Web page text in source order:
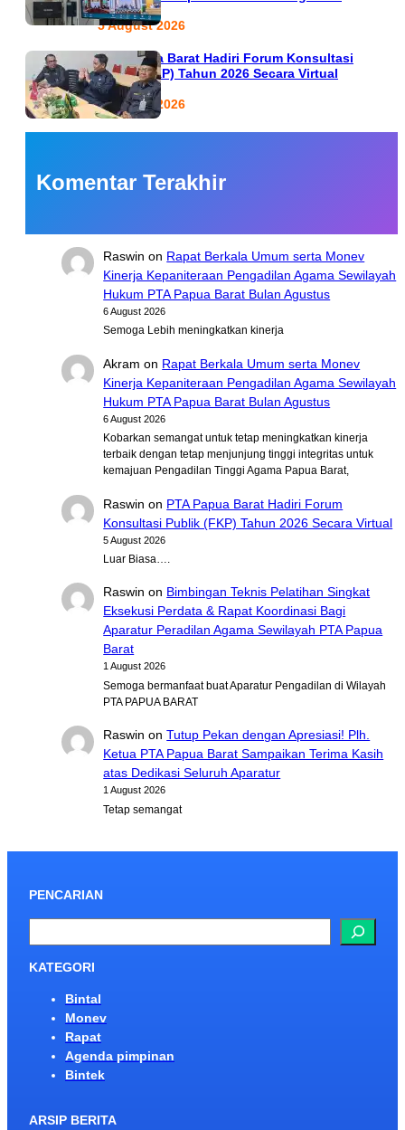
5 August 2026
PTA Papua Barat Hadiri Forum Konsultasi
Publik (FKP) Tahun 2026 Secara Virtual
5 August 2026
Komentar Terakhir
Raswin on Rapat Berkala Umum serta Monev
Kinerja Kepaniteraan Pengadilan Agama Sewilayah
Hukum PTA Papua Barat Bulan Agustus
6 August 2026
Semoga Lebih meningkatkan kinerja
Akram on Rapat Berkala Umum serta Monev
Kinerja Kepaniteraan Pengadilan Agama Sewilayah
Hukum PTA Papua Barat Bulan Agustus
6 August 2026
Kobarkan semangat untuk tetap meningkatkan kinerja
terbaik dengan tetap menjunjung tinggi integritas untuk
kemajuan Pengadilan Tinggi Agama Papua Barat,
Raswin on PTA Papua Barat Hadiri Forum
Konsultasi Publik (FKP) Tahun 2026 Secara Virtual
5 August 2026
Luar Biasa….
Raswin on Bimbingan Teknis Pelatihan Singkat
Eksekusi Perdata & Rapat Koordinasi Bagi
Aparatur Peradilan Agama Sewilayah PTA Papua
Barat
1 August 2026
Semoga bermanfaat buat Aparatur Pengadilan di Wilayah
PTA PAPUA BARAT
Raswin onTutup Pekan dengan Apresiasi! Plh.
Ketua PTA Papua Barat Sampaikan Terima Kasih
atas Dedikasi Seluruh Aparatur
1 August 2026
Tetap semangat
PENCARIAN
e
a
KATEGORI
Bintal
Monev
Rapat
Agenda pimpinan
Bintek
ARSIP BERITA